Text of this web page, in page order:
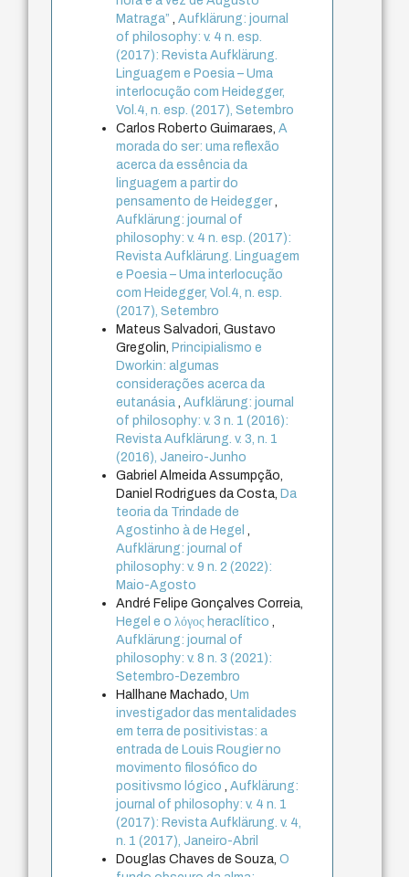
Matraga”,Aufklärung: journal
of philosophy: v. 4 n. esp.
(2017): Revista Aufklärung.
Linguagem e Poesia – Uma
interlocução com Heidegger,
Vol.4, n. esp. (2017), Setembro
Carlos Roberto Guimaraes,A
morada do ser: uma reflexão
acerca da essência da
linguagem a partir do
pensamento de Heidegger,
Aufklärung: journal of
philosophy: v. 4 n. esp. (2017):
Revista Aufklärung. Linguagem
e Poesia – Uma interlocução
com Heidegger, Vol.4, n. esp.
(2017), Setembro
Mateus Salvadori, Gustavo
Gregolin, Principialismo e
Dworkin: algumas
considerações acerca da
eutanásia,Aufklärung: journal
of philosophy: v. 3 n. 1 (2016):
Revista Aufklärung. v. 3, n. 1
(2016), Janeiro-Junho
Gabriel Almeida Assumpção,
Daniel Rodrigues da Costa, Da
teoria da Trindade de
Agostinho à de Hegel,
Aufklärung: journal of
philosophy: v. 9 n. 2 (2022):
Maio-Agosto
André Felipe Gonçalves Correia,
Hegel e o λόγος heraclítico,
Aufklärung: journal of
philosophy: v. 8 n. 3 (2021):
Setembro-Dezembro
Hallhane Machado,Um
investigador das mentalidades
em terra de positivistas: a
entrada de Louis Rougier no
movimento filosófico do
positivsmo lógico,Aufklärung:
journal of philosophy: v. 4 n. 1
(2017): Revista Aufklärung. v. 4,
n. 1 (2017), Janeiro-Abril
Douglas Chaves de Souza,O